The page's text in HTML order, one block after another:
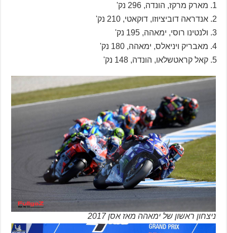
מארק מרקז, הונדה, 296 נק'
אנדראה דוביציוזו, דוקאטי, 210 נק'
ולנטינו רוסי, ימאהה, 195 נק'
מאבריק ויניאלס, ימאהה, 180 נק'
קאל קראטשלאו, הונדה, 148 נק'
ניצחון ראשון של ימאהה מאז אסן 2017